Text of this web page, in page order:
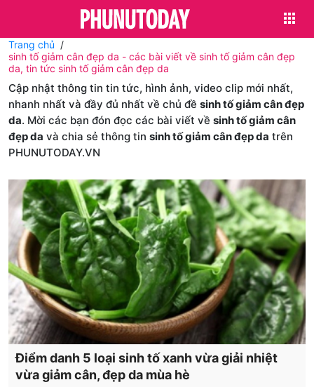
Trang chủ
sinh tố giảm cân đẹp da - các bài viết về sinh tố giảm cân đẹp
da, tin tức sinh tố giảm cân đẹp da
Cập nhật thông tin tin tức, hình ảnh, video clip mới nhất,
nhanh nhất và đầy đủ nhất về chủ đề sinh tố giảm cân đẹp
da. Mời các bạn đón đọc các bài viết về sinh tố giảm cân
đẹp da và chia sẻ thông tin sinh tố giảm cân đẹp da trên
PHUNUTODAY.VN
Điểm danh 5 loại sinh tố xanh vừa giải nhiệt
vừa giảm cân, đẹp da mùa hè